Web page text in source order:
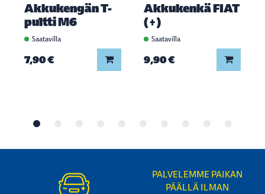
Akkukengän T-
pultti M6
Saatavilla
7,90 € Lisää koriin
Akkukenkä FIAT
(+)
Saatavilla
9,90 € Lisää
PALVELEMME PAIKAN
PÄÄLLÄ ILMAN